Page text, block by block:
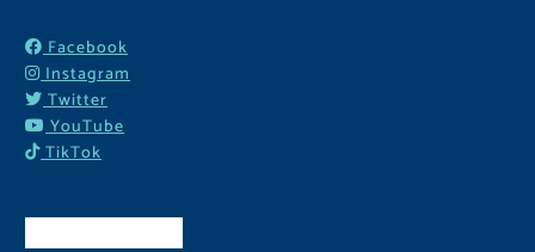
Facebook
Instagram
Twitter
YouTube
TikTok